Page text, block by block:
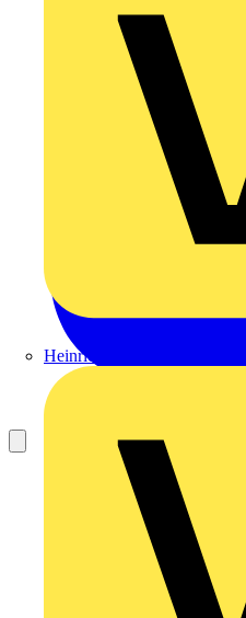
Heinrich Häusler GmbH